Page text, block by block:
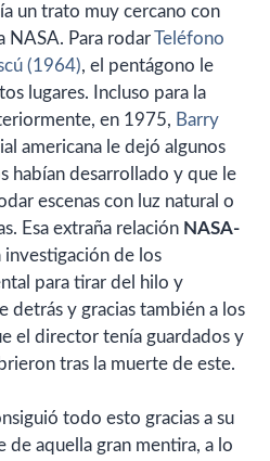
un trato muy cercano con
NASA. Para rodarTeléfono
(1964), el pentágono le
lugares. Incluso para la
en 1975, Barry
americana le dejó algunos
habían desarrollado y que le
escenas con luz natural o
Esa extraña relación NASA-
investigación de los
para tirar del hilo y
detrás y gracias también a los
el director tenía guardados y
tras la muerte de este.
todo esto gracias a su
de aquella gran mentira, a lo